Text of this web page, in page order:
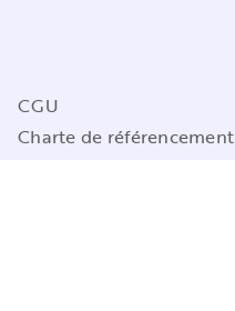
CGU
Charte de référencement